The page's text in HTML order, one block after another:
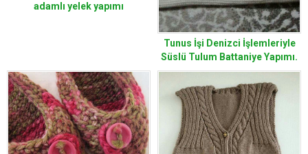
adamlı yelek yapımı
Tunus İşi Denizci İşlemleriyle
Süslü Tulum Battaniye Yapımı.